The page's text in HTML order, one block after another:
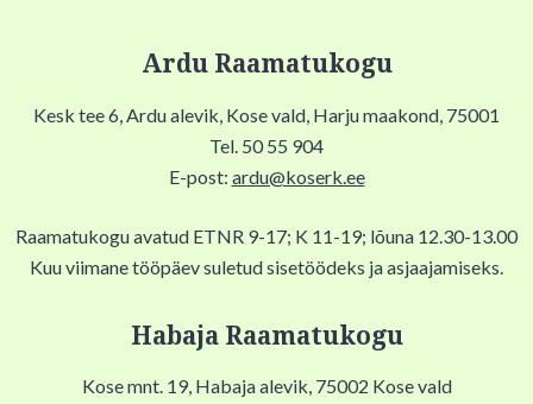
Ardu Raamatukogu
Kesk tee 6, Ardu alevik, Kose vald, Harju maakond, 75001
Tel. 50 55 904
E-post: ardu@koserk.ee
Raamatukogu avatud ETNR 9-17; K 11-19; lõuna 12.30-13.00
Kuu viimane tööpäev suletud sisetöödeks ja asjaajamiseks.
Habaja Raamatukogu
Kose mnt. 19, Habaja alevik, 75002 Kose vald